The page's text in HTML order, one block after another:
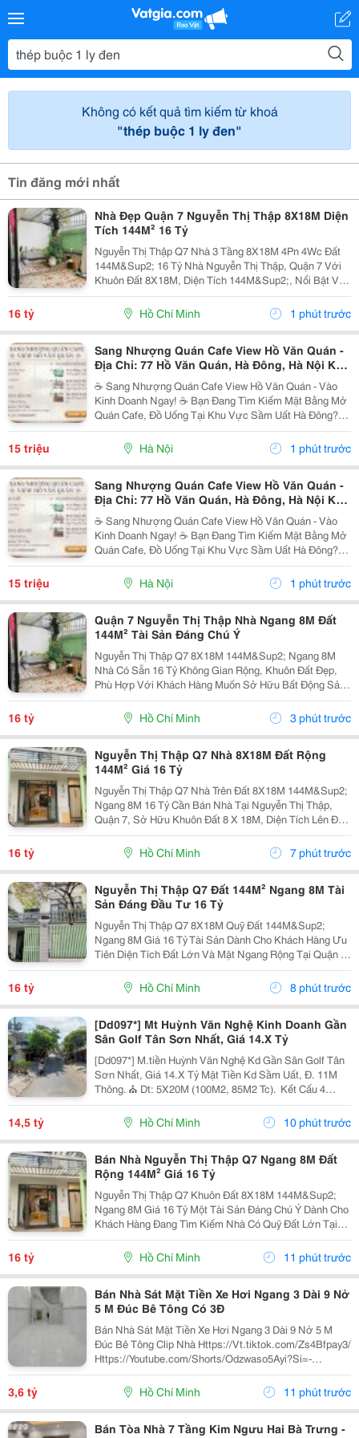
Không có kết quả tìm kiếm từ khoá
"thép buộc 1 ly đen"
Tin đăng mới nhất
Nhà Đẹp Quận 7 Nguyễn Thị Thập 8X18M Diện
Tích 144M² 16 Tỷ
Nguyễn Thị Thập Q7 Nhà 3 Tầng 8X18M 4Pn 4Wc Đất
144M&Sup2; 16 Tỷ Nhà Nguyễn Thị Thập, Quận 7 Với
Khuôn Đất 8X18M, Diện Tích 144M&Sup2;, Nổi Bật Với
Ngang 8M &Ndash; Phù Hợp Khách Hàng Cần Không
Gian Rộng Để Ở Và Có Giá Trị Khai Thác Lâu Dài.
Thông...
16 tỷ Hồ Chí Minh 1 phút trước
Sang Nhượng Quán Cafe View Hồ Văn Quán -
Địa Chỉ: 77 Hồ Văn Quán, Hà Đông, Hà Nội Khu
Vực Kinh Doanh Sầm Uất
☕ Sang Nhượng Quán Cafe View Hồ Văn Quán - Vào
Kinh Doanh Ngay! ☕ Bạn Đang Tìm Kiếm Mặt Bằng Mở
Quán Cafe, Đồ Uống Tại Khu Vực Sầm Uất Hà Đông?
Đây Chính Là Cơ Hội Vàng Dành Cho Bạn! Thông Tin
Chi Tiết: ◇ Địa Chỉ: 77 Hồ Văn Quán, Hà Đông, Hà...
15 triệu Hà Nội 1 phút trước
Sang Nhượng Quán Cafe View Hồ Văn Quán -
Địa Chỉ: 77 Hồ Văn Quán, Hà Đông, Hà Nội Khu
Vực Kinh Doanh Sầm Uất
☕ Sang Nhượng Quán Cafe View Hồ Văn Quán - Vào
Kinh Doanh Ngay! ☕ Bạn Đang Tìm Kiếm Mặt Bằng Mở
Quán Cafe, Đồ Uống Tại Khu Vực Sầm Uất Hà Đông?
Đây Chính Là Cơ Hội Vàng Dành Cho Bạn! Thông Tin
Chi Tiết: ◇ Địa Chỉ: 77 Hồ Văn Quán, Hà Đông, Hà...
15 triệu Hà Nội 1 phút trước
Quận 7 Nguyễn Thị Thập Nhà Ngang 8M Đất
144M² Tài Sản Đáng Chú Ý
Nguyễn Thị Thập Q7 8X18M 144M&Sup2; Ngang 8M
Nhà Có Sẵn 16 Tỷ Không Gian Rộng, Khuôn Đất Đẹp,
Phù Hợp Với Khách Hàng Muốn Sở Hữu Bất Động Sản
Diện Tích Lớn Tại Quận 7. Căn Nhà Nằm Trên Khu Đất 8
X 18M, Tổng Diện Tích 144M&Sup2;, Mặt Ngang 8M.
16 tỷ Hồ Chí Minh 3 phút trước
Nguyễn Thị Thập Q7 Nhà 8X18M Đất Rộng
144M² Giá 16 Tỷ
Nguyễn Thị Thập Q7 Nhà Trên Đất 8X18M 144M&Sup2;
Ngang 8M 16 Tỷ Cần Bán Nhà Tại Nguyễn Thị Thập,
Quận 7, Sở Hữu Khuôn Đất 8 X 18M, Diện Tích Lên Đến
144M&Sup2;. Điểm Nổi Bật Của Tài Sản Là Ngang 8M,
Tạo Lợi Thế Lớn Về Không Gian Và Khả Năng Sử...
16 tỷ Hồ Chí Minh 7 phút trước
Nguyễn Thị Thập Q7 Đất 144M² Ngang 8M Tài
Sản Đáng Đầu Tư 16 Tỷ
Nguyễn Thị Thập Q7 8X18M Quỹ Đất 144M&Sup2;
Ngang 8M Giá 16 Tỷ Tài Sản Dành Cho Khách Hàng Ưu
Tiên Diện Tích Đất Lớn Và Mặt Ngang Rộng Tại Quận 7.
Khuôn Đất 8 X 18M, Tổng Diện Tích 144M&Sup2;, Nổi
Bật Với Ngang 8M. Diện Tích Này Phù Hợp Cho
Nhiều...
16 tỷ Hồ Chí Minh 8 phút trước
[Dd097*] Mt Huỳnh Văn Nghệ Kinh Doanh Gần
Sân Golf Tân Sơn Nhất, Giá 14.X Tỷ
[Dd097*] M.tiền Huỳnh Văn Nghệ Kd Gần Sân Golf Tân
Sơn Nhất, Giá 14.X Tỷ Mặt Tiền Kd Sầm Uất, Đ. 11M
Thông. ⛪ Dt: 5X20M (100M2, 85M2 Tc). ️ Kết Cấu 4
Tầng (Trệt, 2L, St), 4Pn 4Tolet, Ở Ngay. Sổ Hồng Riêng
Vuông A4. Zalo Ngay!
14,5 tỷ Hồ Chí Minh 10 phút trước
Bán Nhà Nguyễn Thị Thập Q7 Ngang 8M Đất
Rộng 144M² Giá 16 Tỷ
Nguyễn Thị Thập Q7 Khuôn Đất 8X18M 144M&Sup2;
Ngang 8M Giá 16 Tỷ Một Tài Sản Đáng Chú Ý Dành Cho
Khách Hàng Đang Tìm Kiếm Nhà Có Quỹ Đất Lớn Tại
Quận 7, Đặc Biệt Phù Hợp Với Tiêu Chí Ngang Rộng Và
Dễ Chủ Động Phương Án Sử Dụng. Căn Nhà Sở Hữu
Khuôn...
16 tỷ Hồ Chí Minh 11 phút trước
Bán Nhà Sát Mặt Tiền Xe Hơi Ngang 3 Dài 9 Nở
5 M Đúc Bê Tông Có 3Đ
Bán Nhà Sát Mặt Tiền Xe Hơi Ngang 3 Dài 9 Nở 5 M
Đúc Bê Tông Clip Nhà Https://Vt.tiktok.com/Zs4Bfpay3/
Https://Youtube.com/Shorts/Odzwaso5Ayi?Si=-
Jrjcci2Um_W6B4U Quận 4 - Cách Mặt Tiền Đoàn Văn
Bơ 30M - 27.8M2 - 2 Tầng &Ndash; Giá 3 Tỷ...
3,6 tỷ Hồ Chí Minh 11 phút trước
Bán Tòa Nhà 7 Tầng Kim Ngưu Hai Bà Trưng -